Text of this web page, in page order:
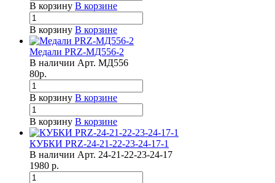
В корзину В корзине
В корзину В корзине
Медали PRZ-МД556-2
В наличии Арт. МД556
80р.
В корзину В корзине
В корзину В корзине
КУБКИ PRZ-24-21-22-23-24-17-1
В наличии Арт. 24-21-22-23-24-17
1980 р.